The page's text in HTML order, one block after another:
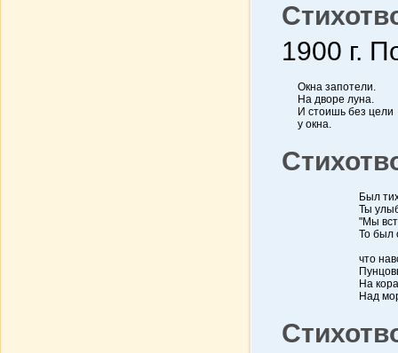
1900 г.
Окна запотели.
На дворе луна.
И стоишь без цели
у окна.
Был
Ты
"Мы
То был
что
На
Над